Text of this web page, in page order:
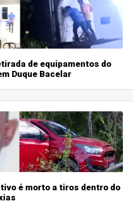
de equipamentos do
Duque Bacelar
é morto a tiros dentro do